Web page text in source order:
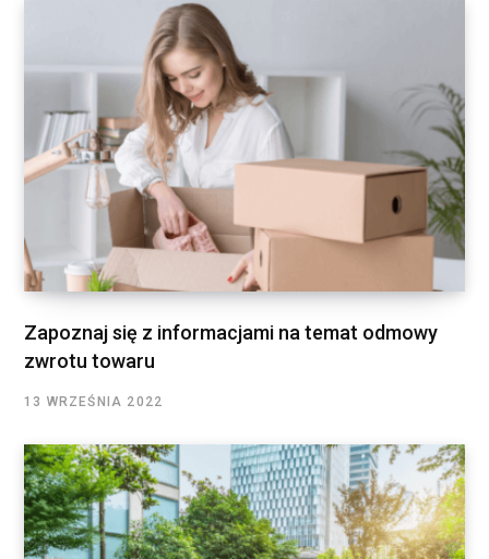
Zapoznaj się z informacjami na temat odmowy
zwrotu towaru
13 WRZEŚNIA 2022